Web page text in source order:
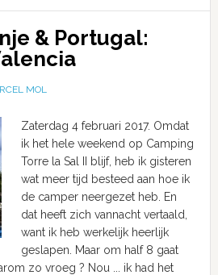
& Portugal:
MOL
Zaterdag 4 februari 2017. Omdat
ik het hele weekend op Camping
Torre la Sal II blijf, heb ik gisteren
wat meer tijd besteed aan hoe ik
de camper neergezet heb. En
dat heeft zich vannacht vertaald,
want ik heb werkelijk heerlijk
geslapen. Maar om half 8 gaat
zo vroeg ? Nou ... ik had het